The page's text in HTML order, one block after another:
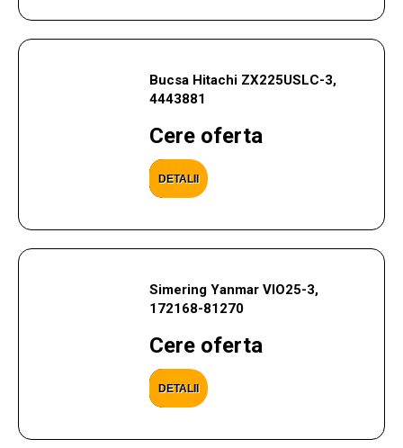
Bucsa Hitachi ZX225USLC-3,
4443881
Cere oferta
DETALII
Simering Yanmar VIO25-3,
172168-81270
Cere oferta
DETALII